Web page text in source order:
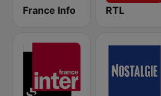
France Info RTL